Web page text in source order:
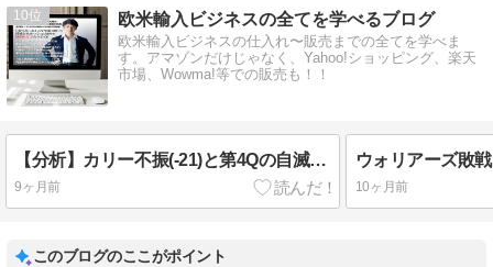
10 欧米輸入ビジネスの全てを学べるブログ
欧米輸入ビジネスの仕入れ〜販売までの全てを学べま
す。アマゾンだけじゃなく、Yahoo!ショッピング、楽天
市場、Wowma!等での販売も！！
【分析】カリー不振(-21)と第4Qの自滅。なぜウォリアーズは主力不在のペイサーズに敗れたのか 【ウォリアーズ TV 7/82 】
9ヶ月前 10ヶ月前
このブログのここがポイント